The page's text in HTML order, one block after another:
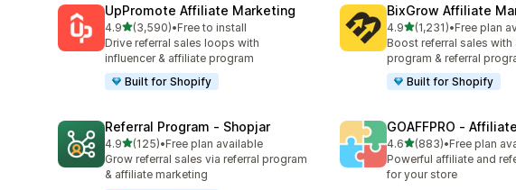
UpPromote Affiliate Marketing
4.95つ星中
(3,590)
合計レビュー数：3590件
•Free to install
Drive referral sales loops with
influencer & affiliate program
Built for Shopify
BixGrow Affiliate
4.95つ星中
(1,231)
合計レビュー数：1231件
•Free plan
Boost referral sales with
program & referral
Built for Shopify
Referral Program ‑ Shopjar
4.95つ星中
(125)
合計レビュー数：125件
•Free plan available
Grow referral sales via referral program
& affiliate marketing
GOAFFPRO ‑
4.65つ星中
(883)
合計レビュー数：883件
•Free plan
Powerful affiliate and
for your store